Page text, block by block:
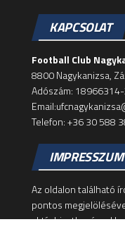
KAPCSOLAT
Football Club
8800 Nagykanizsa,
Adószám:
Telefon: +36 30 588
IMPRESSZUM
Az oldalon található
pontos
aktív hivatkozással